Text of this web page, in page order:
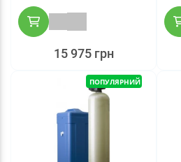
15 975 грн
ПОПУЛЯРНИЙ